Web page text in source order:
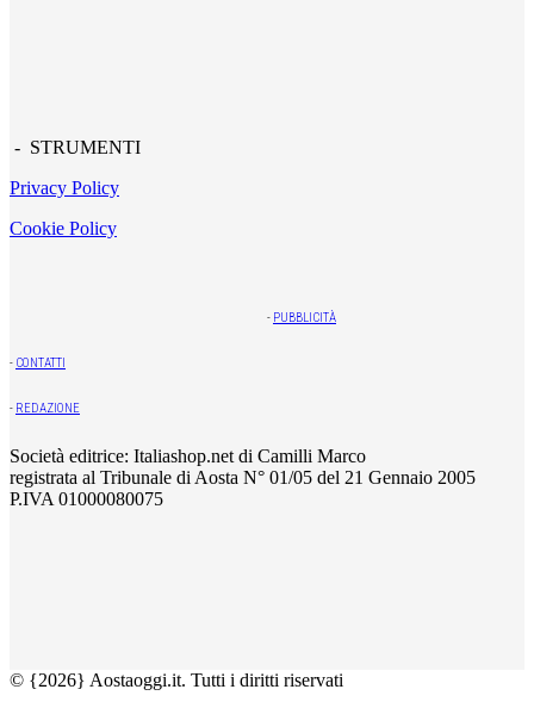
- STRUMENTI
Privacy Policy
Cookie Policy
- PUBBLICITÀ
- CONTATTI
- REDAZIONE
Società editrice: Italiashop.net di Camilli Marco
registrata al Tribunale di Aosta N° 01/05 del 21 Gennaio 2005
P.IVA 01000080075
© {2026} Aostaoggi.it. Tutti i diritti riservati